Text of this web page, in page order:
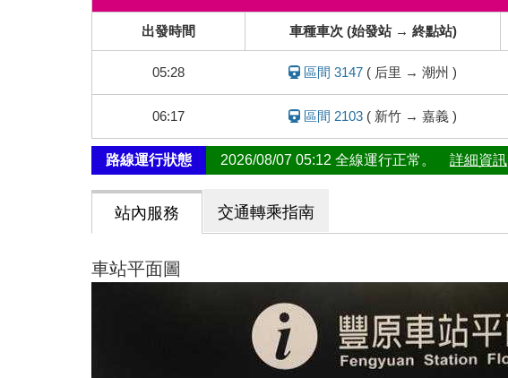
車
態
出發時間 車種車次 (始發站 → 終點站)
05:28 區間 3147 ( 后里 → 潮州 )
06:17 區間 2103 ( 新竹 → 嘉義 )
路線運行狀態 2026/08/07 05:12 全線運行正常。 詳細資訊
站內服務 交通轉乘指南
車站平面圖